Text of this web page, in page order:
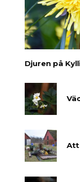
Djuren på
Att